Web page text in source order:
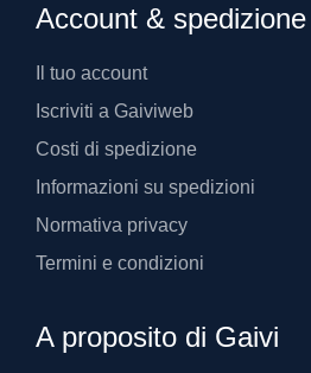
Account & spedizione
Il tuo account
Iscriviti a Gaiviweb
Costi di spedizione
Informazioni su spedizioni
Normativa privacy
Termini e condizioni
A proposito di Gaivi